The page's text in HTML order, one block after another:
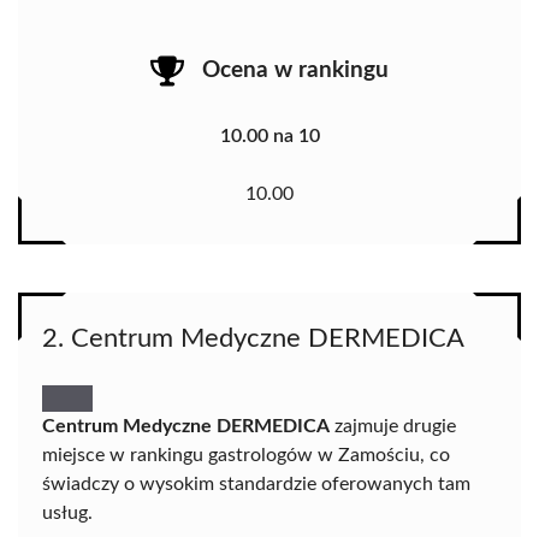
Ocena w rankingu
10.00 na 10
10.00
2. Centrum Medyczne DERMEDICA
Centrum Medyczne DERMEDICA zajmuje drugie
miejsce w rankingu gastrologów w Zamościu, co
świadczy o wysokim standardzie oferowanych tam
usług.